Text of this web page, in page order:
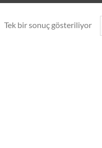
Tek bir sonuç gösteriliyor